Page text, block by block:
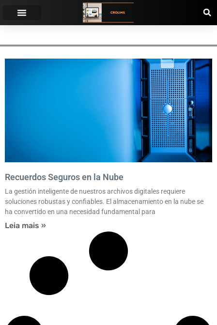
Recuerdos Seguros en la Nube
La gestión inteligente de nuestros archivos digitales requiere
soluciones robustas y confiables. El almacenamiento en la nube se
ha convertido en una necesidad fundamental para
Leia mais »